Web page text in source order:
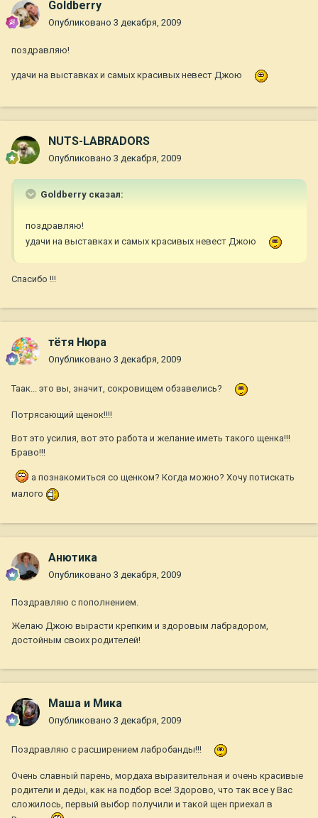
Goldberry
Опубликовано 3 декабря, 2009
поздравляю!
удачи на выставках и самых красивых невест Джою
NUTS-LABRADORS
Опубликовано 3 декабря, 2009
Goldberry сказал:
поздравляю!
удачи на выставках и самых красивых невест Джою
Спасибо !!!
тётя Нюра
Опубликовано 3 декабря, 2009
Таак... это вы, значит, сокровищем обзавелись?
Потрясающий щенок!!!!
Вот это усилия, вот это работа и желание иметь такого щенка!!!
Браво!!!
а познакомиться со щенком? Когда можно? Хочу потискать
малого
Анютика
Опубликовано 3 декабря, 2009
Поздравляю с пополнением.
Желаю Джою вырасти крепким и здоровым лабрадором,
достойным своих родителей!
Маша и Мика
Опубликовано 3 декабря, 2009
Поздравляю с расширением лабробанды!!!
Очень славный парень, мордаха выразительная и очень красивые
родители и деды, как на подбор все! Здорово, что так все у Вас
сложилось, первый выбор получили и такой щен приехал в